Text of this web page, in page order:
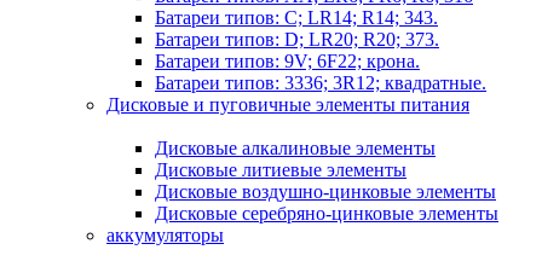
Батареи типов: C; LR14; R14; 343.
Батареи типов: D; LR20; R20; 373.
Батареи типов: 9V; 6F22; крона.
Батареи типов: 3336; 3R12; квадратные.
Дисковые и пуговичные элементы питания
Дисковые алкалиновые элементы
Дисковые литиевые элементы
Дисковые воздушно-цинковые элементы
Дисковые серебряно-цинковые элементы
аккумуляторы